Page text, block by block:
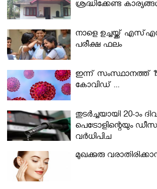
ശ്രദ്ധിക്കേണ്ട
നാളെ ഉച്ചയ്ക്ക്
പരീക്ഷ ഫലം
ഇന്ന് സംസ്ഥാനത്ത്
കോവിഡ് ...
തുടർച്ചയായി 20-ാം
പെട്രോളിന്റെയും
വര്‍ധിപ്പിച്ചു
മുഖക്കുരു